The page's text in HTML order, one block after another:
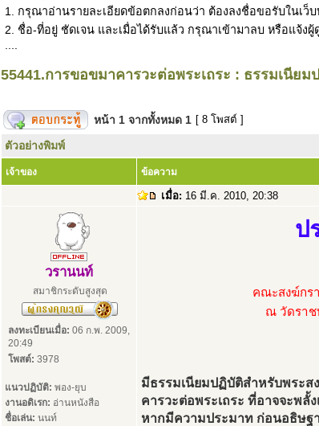
1. กรุณาอ่านรายละเอียดข้อตกลงก่อนว่า ต้องลงชื่อขอรับในเว็
2. ชื่อ-ที่อยู่ ชัดเจน และเมื่อได้รับแล้ว กรุณาเข้ามาลบ หรือแจ้ง
55441.การขอขมาคารวะต่อพระเถระ : ธรรมเนีย
หน้า 1 จากทั้งหมด 1 [ 8 โพสต์ ]
ตัวอย่างพิมพ์
เจ้าของ ข้อความ
เมื่อ: 16 มี.ค. 2010, 20:38
วรานนท์
สมาชิกระดับสูงสุด
ลงทะเบียนเมื่อ: 06 ก.พ. 2009,
20:49
โพสต์: 3978
แนวปฏิบัติ: พอง-ยุบ
งานอดิเรก: อ่านหนังสือ
ชื่อเล่น: นนท์
ป
คณะสงฆ์กร
ณ วัดราช
มีธรรมเนียมปฏิบัติสำหรับพระส
คารวะต่อพระเถระ ที่อาจจะพลั้
หากมีความประมาท ก่อนอธิษฐ